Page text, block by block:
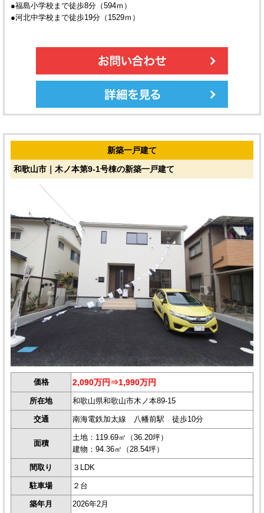
●福島小学校まで徒歩8分（594ｍ）
●河北中学校まで徒歩19分（1529ｍ）
新築一戸建て
和歌山市｜木ノ本第9-1号棟の新築一戸建て
価格 2,090万円⇒1,990万円
所在地 和歌山県和歌山市木ノ本89-15
交通 南海電鉄加太線 八幡前駅 徒歩10分
面積
土地：119.69㎡（36.20坪）
建物：94.36㎡（28.54坪）
間取り ３LDK
駐車場 ２台
築年月 2026年2月